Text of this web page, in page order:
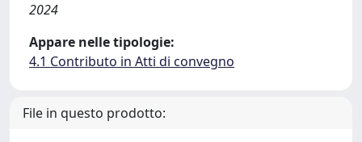
2024
Appare nelle tipologie:
4.1 Contributo in Atti di convegno
File in questo prodotto: